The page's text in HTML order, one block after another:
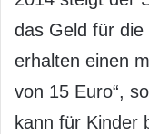
das Geld für die
erhalten einen
von 15 Euro“,
kann für Kinder